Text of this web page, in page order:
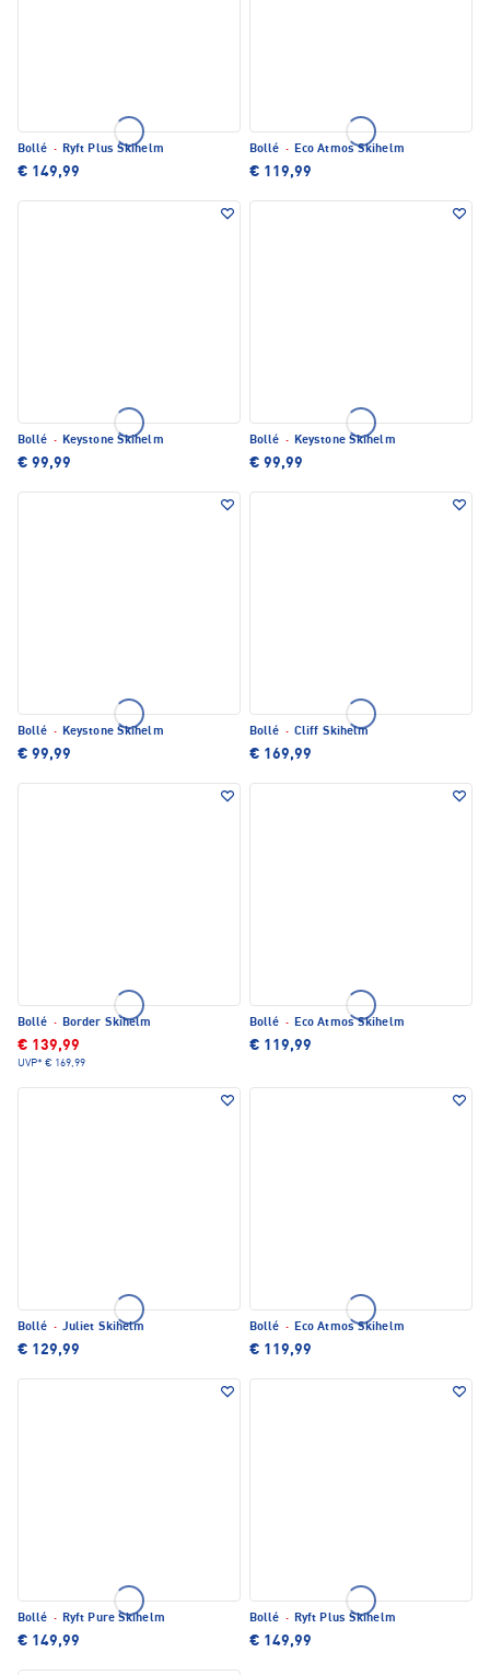
Bollé · Ryft Plus Skihelm
€ 149,99
Bollé · Eco Atmos Skihelm
€ 119,99
Bollé · Keystone Skihelm
€ 99,99
Bollé · Keystone Skihelm
€ 99,99
Bollé · Keystone Skihelm
€ 99,99
Bollé · Cliff Skihelm
€ 169,99
Bollé · Border Skihelm
€ 139,99
UVP* € 169,99
Bollé · Eco Atmos Skihelm
€ 119,99
Bollé · Juliet Skihelm
€ 129,99
Bollé · Eco Atmos Skihelm
€ 119,99
Bollé · Ryft Pure Skihelm
€ 149,99
Bollé · Ryft Plus Skihelm
€ 149,99